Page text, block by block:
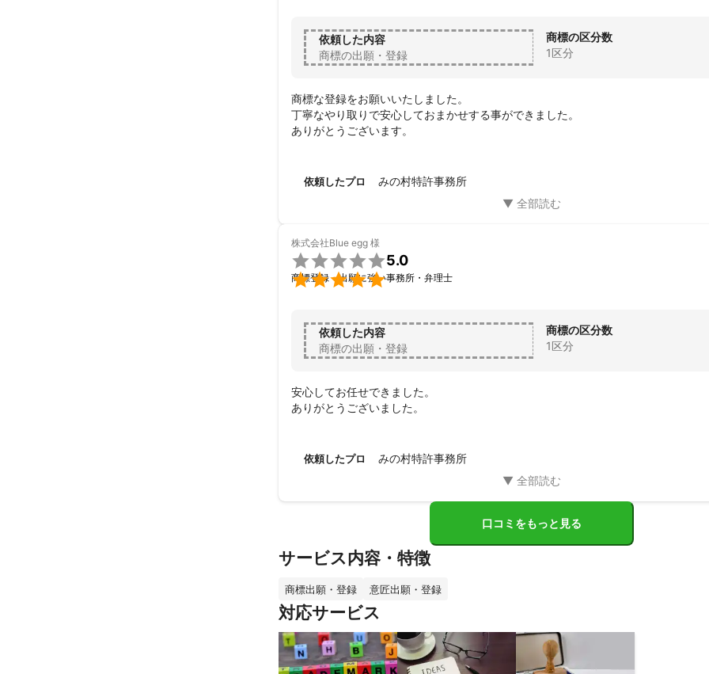
依頼した内容
商標の出願・登録
商標の区分数
1区分
商標な登録をお願いいたしました。
丁寧なやり取りで安心しておまかせする事ができました。
ありがとうございます。
依頼したプロ みの村特許事務所
株式会社Blue egg 様


5.0
商標登録・出願に強い事務所・弁理士
依頼した内容
商標の出願・登録
商標の区分数
1区分
安心してお任せできました。
ありがとうございました。
依頼したプロ みの村特許事務所
口コミをもっと見る
サービス内容・特徴
商標出願・登録 意匠出願・登録
対応サービス